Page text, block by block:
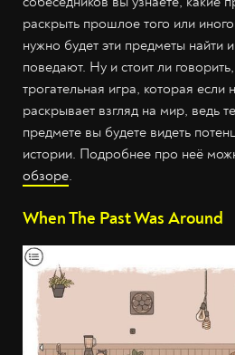
раскрыть прошлое того или
нужно будет эти предметы найти
поведают. Ну и стоит ли
трогательная игра, которая если
раскрывает взгляд на мир, ведь
предмете вы будете видеть
истории. Подробнее про неё
обзоре.
When The Past Was Around